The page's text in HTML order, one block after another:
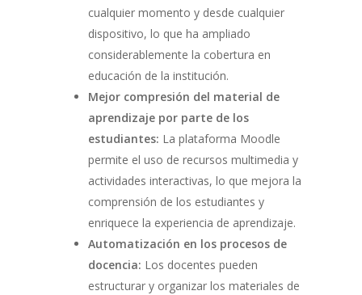
cualquier momento y desde cualquier
dispositivo, lo que ha ampliado
considerablemente la cobertura en
educación de la institución.
Mejor compresión del material de
aprendizaje por parte de los
estudiantes: La plataforma Moodle
permite el uso de recursos multimedia y
actividades interactivas, lo que mejora la
comprensión de los estudiantes y
enriquece la experiencia de aprendizaje.
Automatización en los procesos de
docencia: Los docentes pueden
estructurar y organizar los materiales de